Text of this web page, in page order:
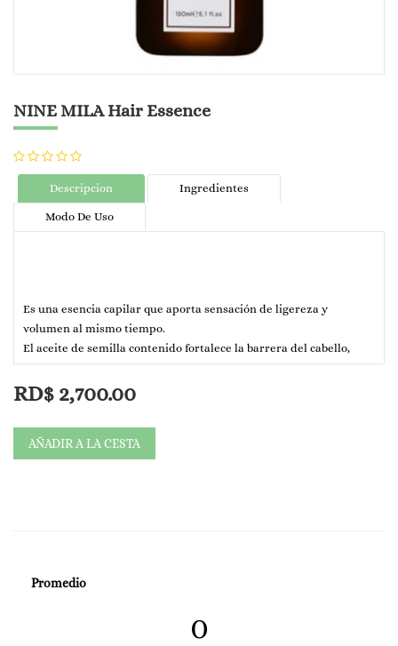
NINE MILA Hair Essence
Descripcion Ingredientes
Modo De Uso
Es una esencia capilar que aporta sensación de ligereza y
volumen al mismo tiempo.
El aceite de semilla contenido fortalece la barrera del cabello,
forma una capa suave
película, evita la división del cabello y protege del calor.
RD$ 2,700.00
AÑADIR A LA CESTA
Promedio
0